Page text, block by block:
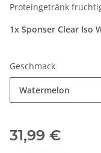
Proteingetränk
1x Sponser Clear Iso
Geschmack
Watermelon
31,99 €